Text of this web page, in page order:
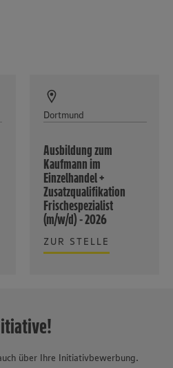
Dortmund
Ausbildung zum
Kaufmann im
Einzelhandel +
Zusatzqualifikation
Frischespezialist
(m/w/d) - 2026
ZUR STELLE
über Ihre Initiativbewerbung.